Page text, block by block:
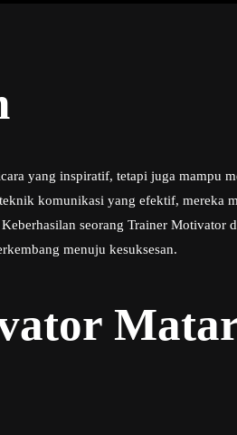
yang inspiratif, tetapi juga mampu
komunikasi yang efektif, mereka
seorang Trainer Motivator
menuju kesuksesan.